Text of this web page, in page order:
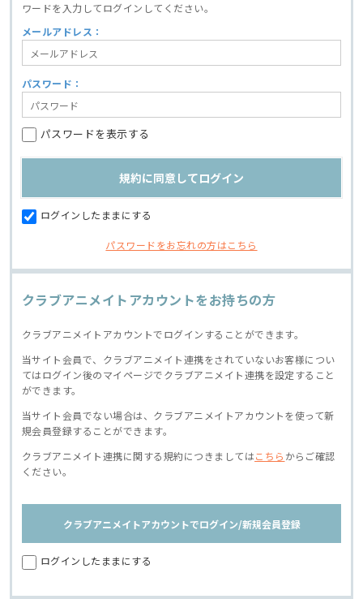
ワードを入力してログインしてください。
メールアドレス：
パスワード：
パスワードを表示する
ログインしたままにする
パスワードをお忘れの方はこちら
クラブアニメイトアカウントをお持ちの方
クラブアニメイトアカウントでログインすることができます。
当サイト会員で、クラブアニメイト連携をされていないお客様につい
てはログイン後のマイページでクラブアニメイト連携を設定すること
ができます。
当サイト会員でない場合は、クラブアニメイトアカウントを使って新
規会員登録することができます。
クラブアニメイト連携に関する規約につきましてはこちら からご確認
ください。
クラブアニメイトアカウントでログイン/新規会員登録
ログインしたままにする